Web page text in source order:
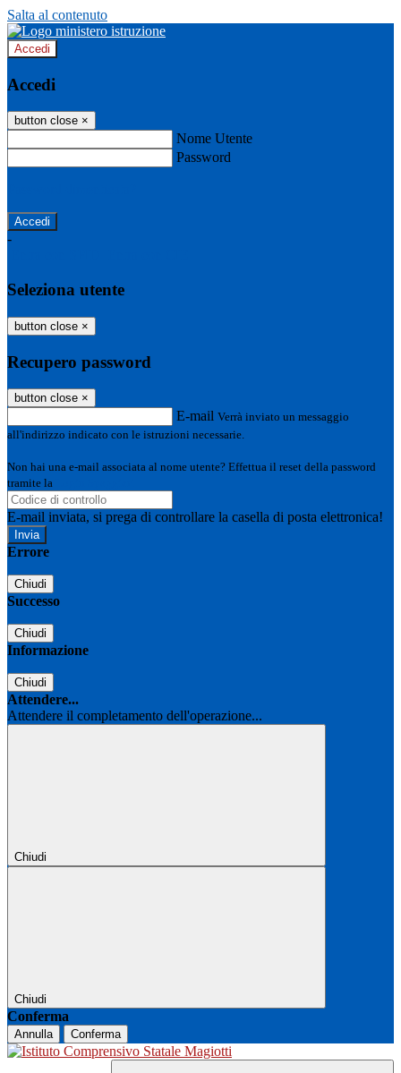
Salta al contenuto
Accedi
Accedi
button close ×
Nome Utente
Password
-
Seleziona utente
button close ×
Recupero password
button close ×
E-mail Verrà inviato un messaggio
all'indirizzo indicato con le istruzioni necessarie.
Non hai una e-mail associata al nome utente? Effettua il reset della password
tramite la
E-mail inviata, si prega di controllare la casella di posta elettronica!
Errore
Chiudi
Successo
Chiudi
Informazione
Chiudi
Attendere...
Attendere il completamento dell'operazione...
Chiudi
Chiudi
Conferma
Annulla Conferma